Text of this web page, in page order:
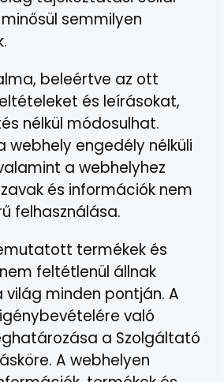
semmilyen
beleértve az ott
és leírásokat,
nélkül módosulhat.
webhely engedély nélküli
a webhelyhez
és információk nem
felhasználása.
termékek és
feltétlenül állnak
világ minden pontján. A
való
a Szolgáltató
A webhelyen